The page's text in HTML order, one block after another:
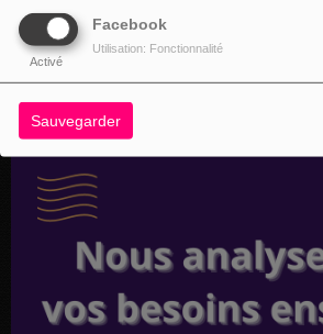
Facebook
Activé
Utilisation: Fonctionnalité
Sauvegarder